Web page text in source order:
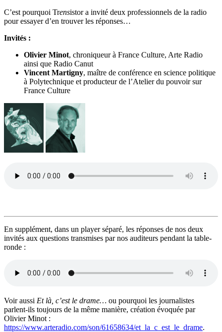
C’est pourquoi Trensistor a invité deux professionnels de la radio
pour essayer d’en trouver les réponses…
Invités :
Olivier Minot, chroniqueur à France Culture, Arte Radio
ainsi que Radio Canut
Vincent Martigny, maître de conférence en science politique
à Polytechnique et producteur de l’Atelier du pouvoir sur
France Culture
En supplément, dans un player séparé, les réponses de nos deux
invités aux questions transmises par nos auditeurs pendant la table-
ronde :
Voir aussi Et là, c’est le drame… ou pourquoi les journalistes
parlent-ils toujours de la même manière, création évoquée par
Olivier Minot :
https://www.arteradio.com/son/61658634/et_la_c_est_le_drame.